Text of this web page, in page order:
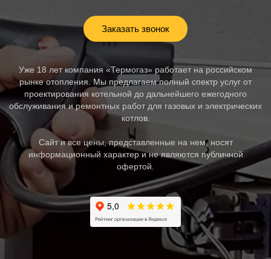
Заказать звонок
Уже 18 лет компания «Термогаз» работает на российском
рынке отопления. Мы предлагаем полный спектр услуг от
проектирования котельной до дальнейшего ежегодного
обслуживания и ремонтных работ для газовых и электрических
котлов.
Сайт и все цены, представленные на нем, носят
информационный характер и не являются публичной
офертой.